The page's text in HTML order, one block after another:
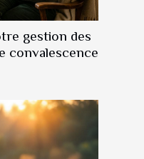
gestion des
convalescence